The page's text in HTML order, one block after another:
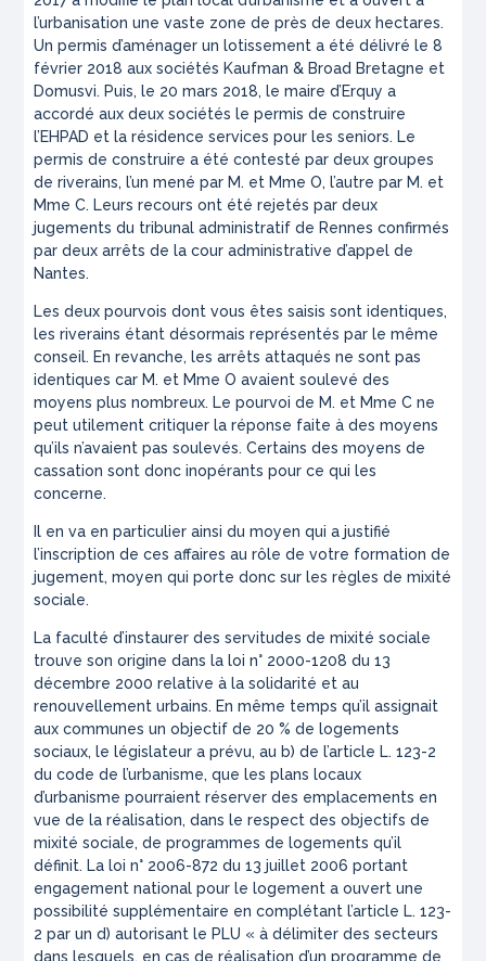
l’urbanisation une vaste zone de près de deux hectares.
Un permis d’aménager un lotissement a été délivré le 8
février 2018 aux sociétés Kaufman & Broad Bretagne et
Domusvi. Puis, le 20 mars 2018, le maire d’Erquy a
accordé aux deux sociétés le permis de construire
l’EHPAD et la résidence services pour les seniors. Le
permis de construire a été contesté par deux groupes
de riverains, l’un mené par M. et Mme O, l’autre par M. et
Mme C. Leurs recours ont été rejetés par deux
jugements du tribunal administratif de Rennes confirmés
par deux arrêts de la cour administrative d’appel de
Nantes.
Les deux pourvois dont vous êtes saisis sont identiques,
les riverains étant désormais représentés par le même
conseil. En revanche, les arrêts attaqués ne sont pas
identiques car M. et Mme O avaient soulevé des
moyens plus nombreux. Le pourvoi de M. et Mme C ne
peut utilement critiquer la réponse faite à des moyens
qu’ils n’avaient pas soulevés. Certains des moyens de
cassation sont donc inopérants pour ce qui les
concerne.
Il en va en particulier ainsi du moyen qui a justifié
l’inscription de ces affaires au rôle de votre formation de
jugement, moyen qui porte donc sur les règles de mixité
sociale.
La faculté d’instaurer des servitudes de mixité sociale
trouve son origine dans la loi n° 2000-1208 du 13
décembre 2000 relative à la solidarité et au
renouvellement urbains. En même temps qu’il assignait
aux communes un objectif de 20 % de logements
sociaux, le législateur a prévu, au b) de l’article L. 123-2
du code de l’urbanisme, que les plans locaux
d’urbanisme pourraient réserver des emplacements en
vue de la réalisation, dans le respect des objectifs de
mixité sociale, de programmes de logements qu’il
définit. La loi n° 2006-872 du 13 juillet 2006 portant
engagement national pour le logement a ouvert une
possibilité supplémentaire en complétant l’article L. 123-
2 par un d) autorisant le PLU « à délimiter des secteurs
dans lesquels, en cas de réalisation d’un programme de